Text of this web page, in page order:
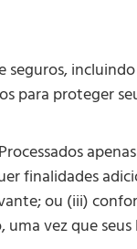
para proteger
finalidades
ou (iii)
vez que seus